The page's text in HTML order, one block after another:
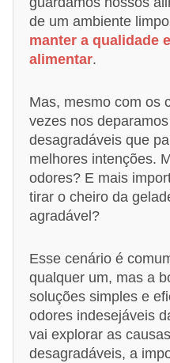
de um ambiente
manter a qualidade
alimentar.
Mas, mesmo com os
vezes nos
desagradáveis que
melhores intenções.
odores? E mais
tirar o cheiro da
agradável?
Esse cenário é
qualquer um, mas a
soluções simples e
odores indesejáveis
vai explorar as
desagradáveis, a